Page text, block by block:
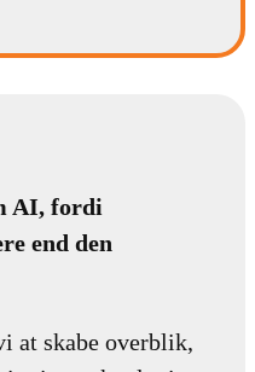
AI, fordi
end den
at skabe overblik,